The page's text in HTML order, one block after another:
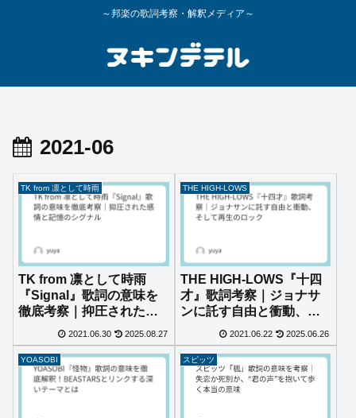
～邦楽の歌詞考察・解釈メディア～
2021-06
TK from 凛として時雨
TK from 凛として時雨
『Signal』歌詞の意味を
徹底考察｜抑圧された感
情と記憶のシグナル
2021.06.30 2025.08.27
THE HIGH-LOWS
THE HIGH-LOWS『十四
才』歌詞考察｜ジョナサ
ンに託す自由と衝動、そ
して再生のロック
2021.06.22 2025.06.26
YOASOBI スピッツ